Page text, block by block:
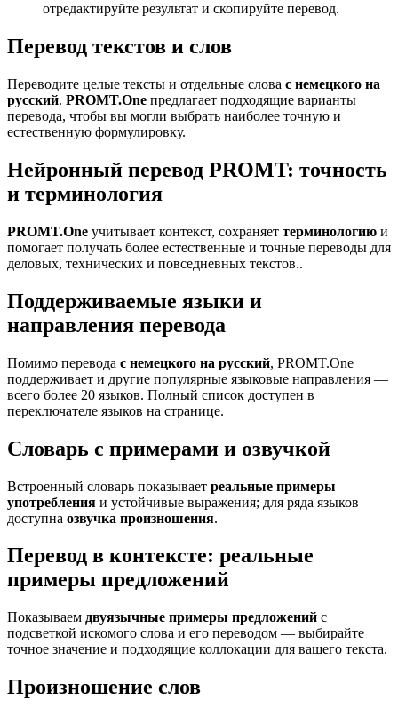
отредактируйте результат и скопируйте перевод.
Перевод текстов и слов
Переводите целые тексты и отдельные слова с немецкого на
русский. PROMT.One предлагает подходящие варианты
перевода, чтобы вы могли выбрать наиболее точную и
естественную формулировку.
Нейронный перевод PROMT: точность
и терминология
PROMT.One учитывает контекст, сохраняет терминологию и
помогает получать более естественные и точные переводы для
деловых, технических и повседневных текстов..
Поддерживаемые языки и
направления перевода
Помимо перевода с немецкого на русский, PROMT.One
поддерживает и другие популярные языковые направления —
всего более 20 языков. Полный список доступен в
переключателе языков на странице.
Словарь с примерами и озвучкой
Встроенный словарь показывает реальные примеры
употребления и устойчивые выражения; для ряда языков
доступна озвучка произношения.
Перевод в контексте: реальные
примеры предложений
Показываем двуязычные примеры предложений с
подсветкой искомого слова и его переводом — выбирайте
точное значение и подходящие коллокации для вашего текста.
Произношение слов